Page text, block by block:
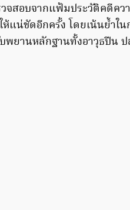
สอบจากแฟ้มประวัติคดีคว
น่ชัดอีกครั้ง โดยเน้นย้ำใน
พยานหลักฐานทั้งอาวุธปืน